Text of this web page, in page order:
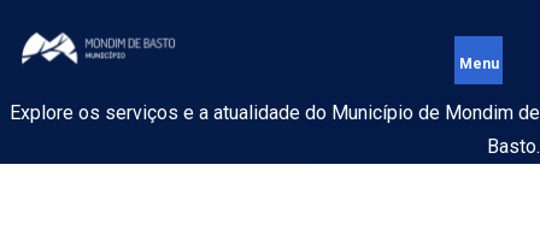
Explore os serviços e a atualidade do Município de Mondim de
Basto.